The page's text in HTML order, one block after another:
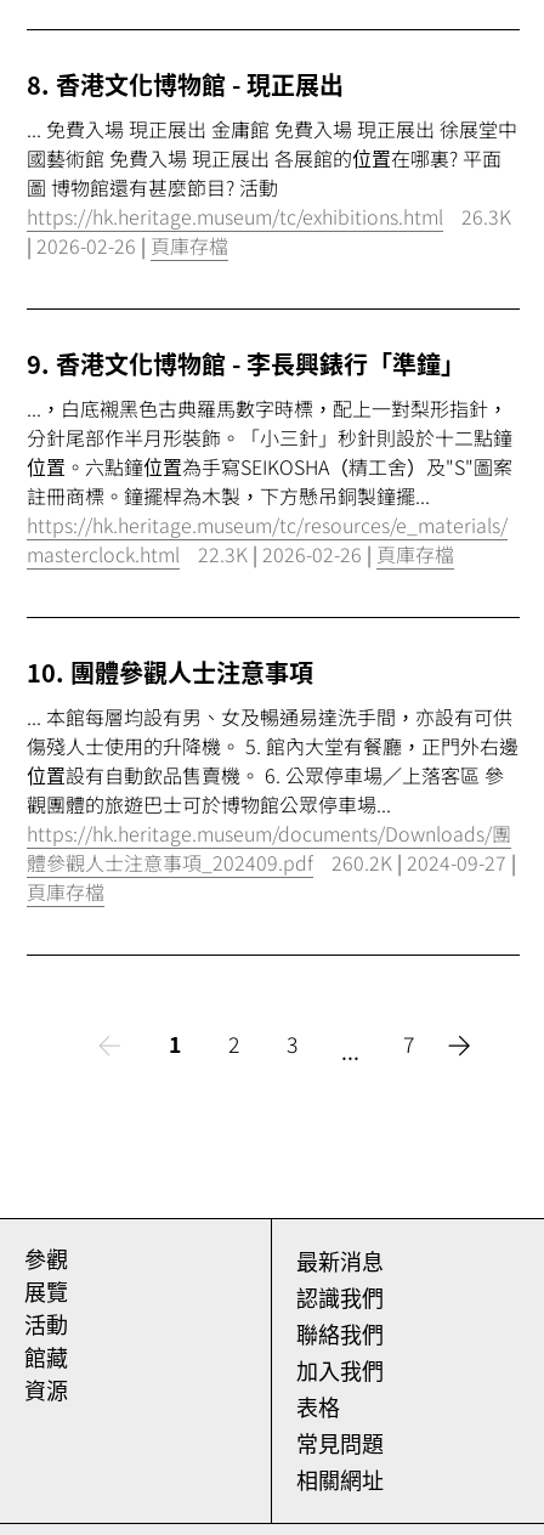
8. 香港文化博物館 - 現正展出
... 免費入場 現正展出 金庸館 免費入場 現正展出 徐展堂中
國藝術館 免費入場 現正展出 各展館的位置在哪裏? 平面
圖 博物館還有甚麼節目? 活動
https://hk.heritage.museum/tc/exhibitions.html
26.3K
| 2026-02-26 | 頁庫存檔
9. 香港文化博物館 - 李長興錶行「準鐘」
...，白底襯黑色古典羅馬數字時標，配上一對梨形指針，
分針尾部作半月形裝飾。「小三針」秒針則設於十二點鐘
位置 。六點鐘位置為手寫SEIKOSHA（精工舍）及"S"圖案
註冊商標。鐘擺桿為木製，下方懸吊銅製鐘擺...
https://hk.heritage.museum/tc/resources/e_materials/
masterclock.html
22.3K | 2026-02-26 | 頁庫存檔
10. 團體參觀人士注意事項
... 本館每層均設有男、女及暢通易達洗手間，亦設有可供
傷殘人士使用的升降機。 5. 館內大堂有餐廳，正門外右邊
位置設有自動飲品售賣機。 6. 公眾停車場／上落客區 參
觀團體的旅遊巴士可於博物館公眾停車場...
https://hk.heritage.museum/documents/Downloads/團
體參觀人士注意事項_202409.pdf
260.2K | 2024-09-27 |
頁庫存檔
1 2 3 ... 7
參觀
展覽
活動
館藏
資源
最新消息
認識我們
聯絡我們
加入我們
表格
常見問題
相關網址